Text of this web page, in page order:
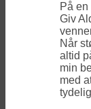
På
Giv
Når
altid
min
med